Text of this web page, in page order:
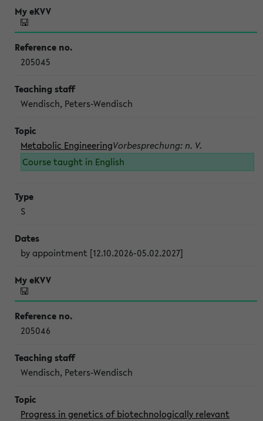
205045
Wendisch, Peters-Wendisch
Metabolic EngineeringVorbesprechung: n. V.
Course taught in English
S
by appointment [12.10.2026-05.02.2027]
205046
Wendisch, Peters-Wendisch
Progress in genetics of biotechnologically relevant